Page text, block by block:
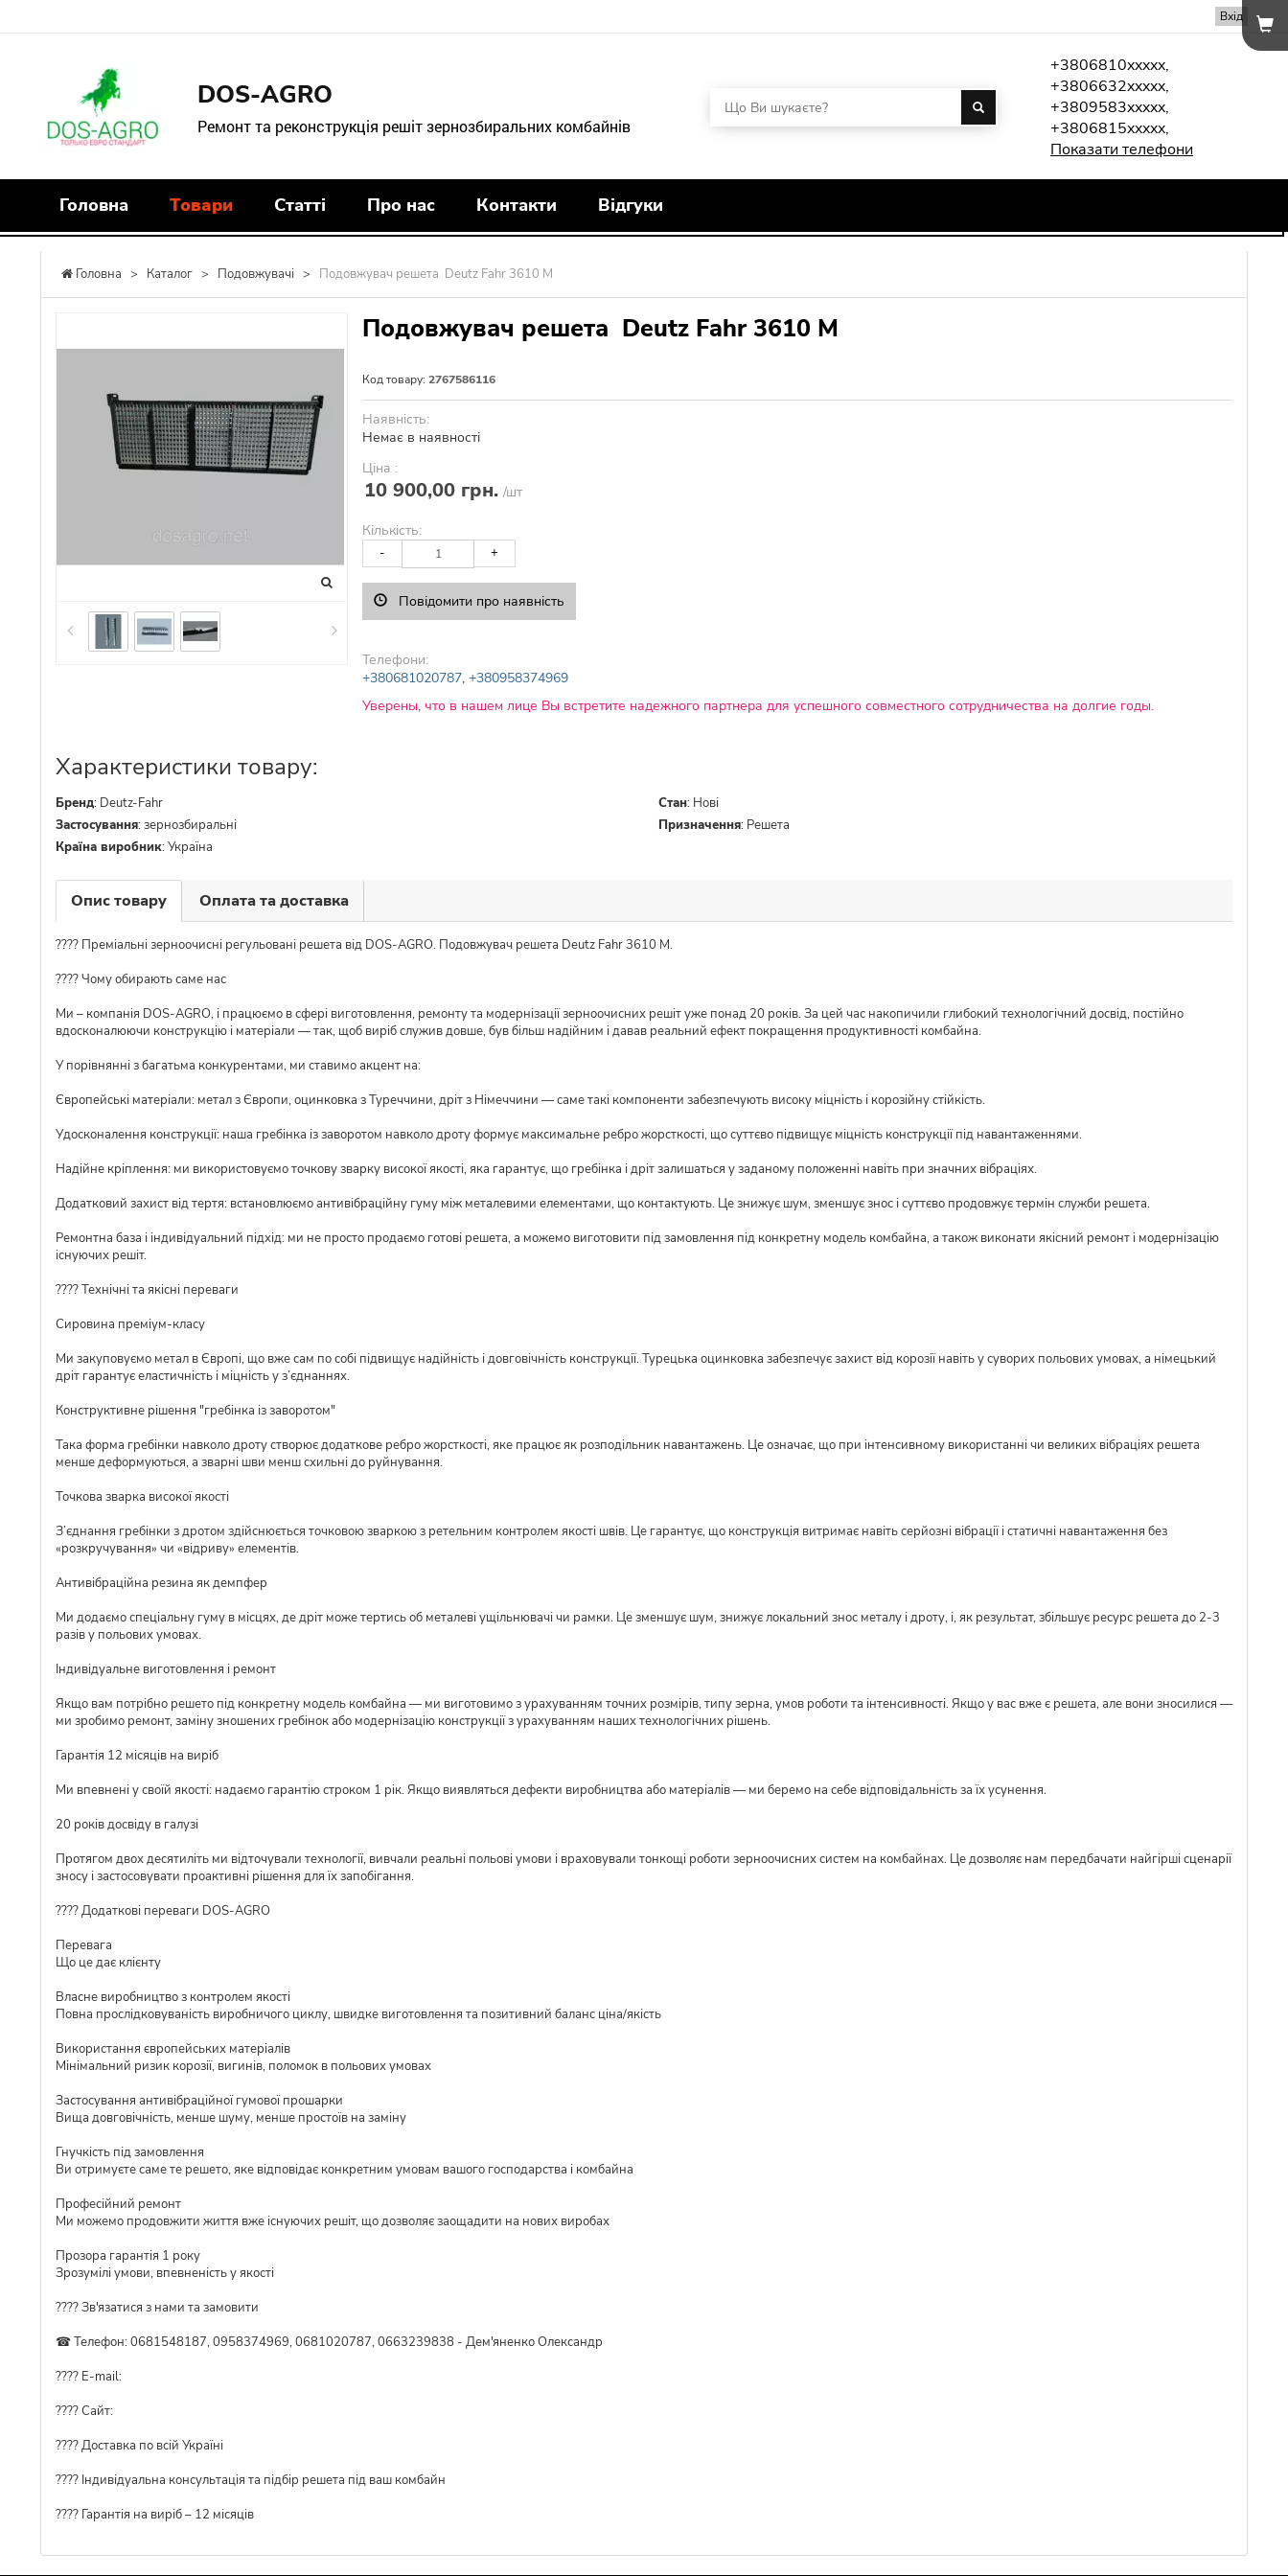
Вхід
DOS-AGRO
Ремонт та реконструкція решіт зернозбиральних комбайнів
+3806810xxxxx,
+3806632xxxxx,
+3809583xxxxx,
+3806815xxxxx,
Показати телефони
Головна Товари Статті Про нас Контакти Відгуки
Головна > Каталог > Подовжувачі > Подовжувач решета Deutz Fahr 3610 М
Подовжувач решета Deutz Fahr 3610 М
Код товару: 2767586116
Наявність:
Немає в наявності
Ціна :
10 900,00 грн. /шт
Кількість:
- +
Повідомити про наявність
Телефони:
+380681020787, +380958374969
Уверены, что в нашем лице Вы встретите надежного партнера для успешного совместного сотрудничества на долгие годы.
Характеристики товару:
Бренд: Deutz-Fahr Стан: Нові
Застосування:зернозбиральні Призначення: Решета
Країна виробник:Україна
Опис товару Оплата та доставка
???? Преміальні зерноочисні регульовані решета від DOS-AGRO. Подовжувач решета Deutz Fahr 3610 М.
???? Чому обирають саме нас
Ми – компанія DOS-AGRO, і працюємо в сфері виготовлення, ремонту та модернізації зерноочисних решіт уже понад 20 років. За цей час накопичили глибокий технологічний досвід, постійно
вдосконалюючи конструкцію і матеріали — так, щоб виріб служив довше, був більш надійним і давав реальний ефект покращення продуктивності комбайна.
У порівнянні з багатьма конкурентами, ми ставимо акцент на:
Європейські матеріали: метал з Європи, оцинковка з Туреччини, дріт з Німеччини — саме такі компоненти забезпечують високу міцність і корозійну стійкість.
Удосконалення конструкції: наша гребінка із заворотом навколо дроту формує максимальне ребро жорсткості, що суттєво підвищує міцність конструкції під навантаженнями.
Надійне кріплення: ми використовуємо точкову зварку високої якості, яка гарантує, що гребінка і дріт залишаться у заданому положенні навіть при значних вібраціях.
Додатковий захист від тертя: встановлюємо антивібраційну гуму між металевими елементами, що контактують. Це знижує шум, зменшує знос і суттєво продовжує термін служби решета.
Ремонтна база і індивідуальний підхід: ми не просто продаємо готові решета, а можемо виготовити під замовлення під конкретну модель комбайна, а також виконати якісний ремонт і модернізацію
існуючих решіт.
???? Технічні та якісні переваги
Сировина преміум-класу
Ми закуповуємо метал в Європі, що вже сам по собі підвищує надійність і довговічність конструкції. Турецька оцинковка забезпечує захист від корозії навіть у суворих польових умовах, а німецький
дріт гарантує еластичність і міцність у з’єднаннях.
Конструктивне рішення "гребінка із заворотом"
Така форма гребінки навколо дроту створює додаткове ребро жорсткості, яке працює як розподільник навантажень. Це означає, що при інтенсивному використанні чи великих вібраціях решета
менше деформуються, а зварні шви менш схильні до руйнування.
Точкова зварка високої якості
З’єднання гребінки з дротом здійснюється точковою зваркою з ретельним контролем якості швів. Це гарантує, що конструкція витримає навіть серйозні вібрації і статичні навантаження без
«розкручування» чи «відриву» елементів.
Антивібраційна резина як демпфер
Ми додаємо спеціальну гуму в місцях, де дріт може тертись об металеві ущільнювачі чи рамки. Це зменшує шум, знижує локальний знос металу і дроту, і, як результат, збільшує ресурс решета до 2-3
разів у польових умовах.
Індивідуальне виготовлення і ремонт
Якщо вам потрібно решето під конкретну модель комбайна — ми виготовимо з урахуванням точних розмірів, типу зерна, умов роботи та інтенсивності. Якщо у вас вже є решета, але вони зносилися —
ми зробимо ремонт, заміну зношених гребінок або модернізацію конструкції з урахуванням наших технологічних рішень.
Гарантія 12 місяців на виріб
Ми впевнені у своїй якості: надаємо гарантію строком 1 рік. Якщо виявляться дефекти виробництва або матеріалів — ми беремо на себе відповідальність за їх усунення.
20 років досвіду в галузі
Протягом двох десятиліть ми відточували технології, вивчали реальні польові умови і враховували тонкощі роботи зерноочисних систем на комбайнах. Це дозволяє нам передбачати найгірші сценарії
зносу і застосовувати проактивні рішення для їх запобігання.
???? Додаткові переваги DOS-AGRO
Перевага
Що це дає клієнту
Власне виробництво з контролем якості
Повна прослідковуваність виробничого циклу, швидке виготовлення та позитивний баланс ціна/якість
Використання європейських матеріалів
Мінімальний ризик корозії, вигинів, поломок в польових умовах
Застосування антивібраційної гумової прошарки
Вища довговічність, менше шуму, менше простоїв на заміну
Гнучкість під замовлення
Ви отримуєте саме те решето, яке відповідає конкретним умовам вашого господарства і комбайна
Професійний ремонт
Ми можемо продовжити життя вже існуючих решіт, що дозволяє заощадити на нових виробах
Прозора гарантія 1 року
Зрозумілі умови, впевненість у якості
???? Зв'язатися з нами та замовити
☎ Телефон: 0681548187, 0958374969, 0681020787, 0663239838 - Дем'яненко Олександр
???? E-mail:
???? Сайт:
???? Доставка по всій Україні
????️ Індивідуальна консультація та підбір решета під ваш комбайн
???? Гарантія на виріб – 12 місяців